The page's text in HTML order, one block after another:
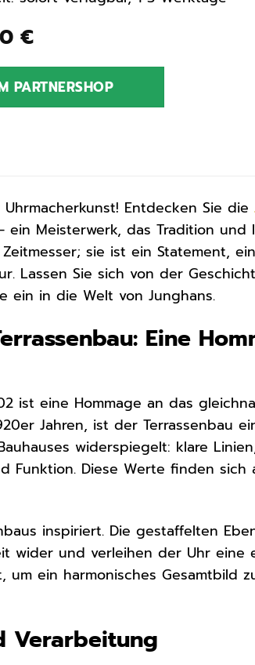
€
PARTNERSHOP
Entdecken Sie die
ein Meisterwerk, das Tradition und
sie ist ein Statement,
Lassen Sie sich von der
ein in die Welt von Junghans.
Eine
ist eine Hommage an das
Jahren, ist der Terrassenbau
widerspiegelt: klare
Funktion. Diese Werte finden sich
inspiriert. Die gestaffelten
wider und verleihen der Uhr eine
ein harmonisches Gesamtbild
Verarbeitung